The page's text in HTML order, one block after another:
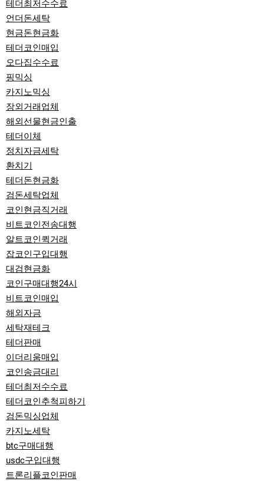
테더최저수수료
언더돈세탁
현금돈현금화
테더코인매입
오다집수수료
핑믹싱
카지노믹싱
장외거래업체
해외선물현금인출
테더이체
정치자금세탁
환치기
테더돈현금화
검돈세탁업체
코인현금직거래
비트코인전송대행
알트코인퀵거래
잡코인구입대행
대검현금화
코인구매대행24시
비트코인매입
해외자금
세탁재테크
테더판매
이더리움매입
코인송금대리
테더최저수수료
테더코인추척피하기
검돈믹싱업체
카지노세탁
btc구매대행
usdc구입대행
트론리플코인판매